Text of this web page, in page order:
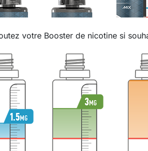
votre Booster de nicotine si